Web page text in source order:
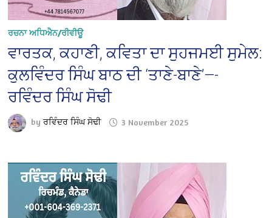
ਰਚਨਾ ਅਧਿਐਨ/ਰੀਵੀਊ
ਵਾਰਤਕ, ਕਹਾਣੀ, ਕਵਿਤਾ ਦਾ ਸੁਹਜਮਈ ਸੁਮੇਲ:
ਕੁਲਵਿੰਦਰ ਸਿੰਘ ਬਾਠ ਦੀ ‘ਤਾਣੇ-ਬਾਣੇ’—-
ਰਵਿੰਦਰ ਸਿੰਘ ਸੋਢੀ
byਰਵਿੰਦਰ ਸਿੰਘ ਸੋਢੀ 3 November 2025